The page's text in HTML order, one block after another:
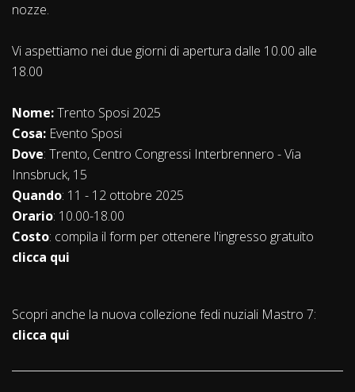
nozze.
Vi aspettiamo nei due giorni di apertura dalle 10.00 alle
18.00
Nome:Trento Sposi 2025
Cosa: Evento Sposi
Dove: Trento, Centro Congressi Interbrennero - Via
Innsbruck, 15
Quando: 11 - 12 ottobre 2025
Orario: 10.00-18.00
Costo: compila il form per ottenere l'ingresso gratuito
clicca qui
Scopri anche la nuova collezione fedi nuziali Mastro 7:
clicca qui